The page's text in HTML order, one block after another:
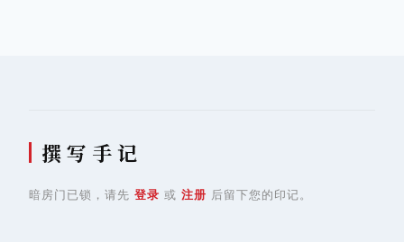
撰 写 手 记
暗房门已锁，请先 登录 或 注册 后留下您的印记。